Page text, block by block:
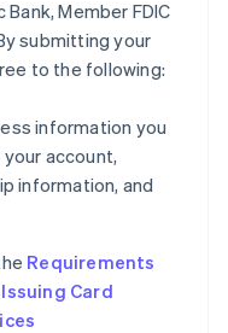
Member FDIC
submitting your
to the following:
information you
account,
information, and
Requirements
Card